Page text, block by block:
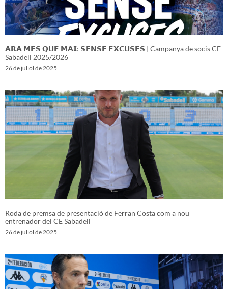
𝗔𝗥𝗔 𝗠𝗘́𝗦 𝗤𝗨𝗘 𝗠𝗔𝗜: 𝗦𝗘𝗡𝗦𝗘 𝗘𝗫𝗖𝗨𝗦𝗘𝗦 | Campanya de socis CE
Sabadell 2025/2026
26 de juliol de 2025
Roda de premsa de presentació de Ferran Costa com a nou
entrenador del CE Sabadell
26 de juliol de 2025